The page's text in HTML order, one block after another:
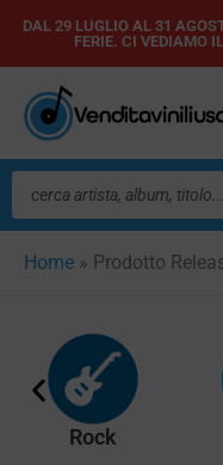
Vai
contenuto
DAL 29 LUGLIO AL 31
FERIE. CI VEDIAMO
Ricerca
prodotti
Home » Prodotto
Rock